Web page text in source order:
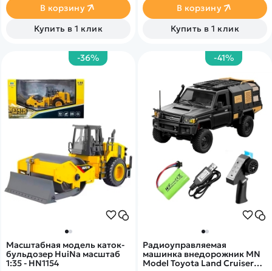
- Пластиковые шестерни
В корзину
Купить в 1 клик
В корзину
Купить в 1 клик
-36%
Масштабная модель каток-
бульдозер HuiNa масштаб
1:35 - HN1154
-41%
Радиоуправляемая
машинка внедорожник MN
Model Toyota Land Cruiser